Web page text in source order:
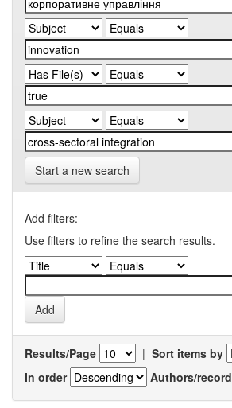
Start a new search
Add filters:
Use filters to refine the search results.
Results/Page | Sort items by
In order
Authors/record